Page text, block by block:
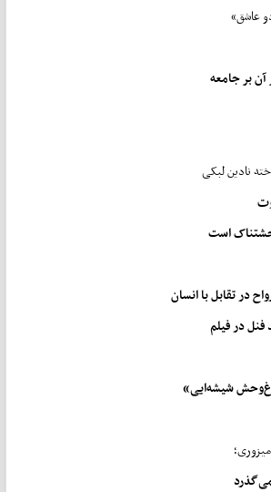
عاشق»
آنبر جامعه
نادین لبکی
است
درتقابلباانسان
فنلدرفیلم
وحششیشهایی»
گذرد